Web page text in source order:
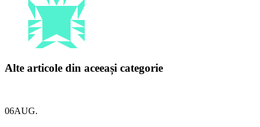
Alte articole din aceeași categorie
06AUG.